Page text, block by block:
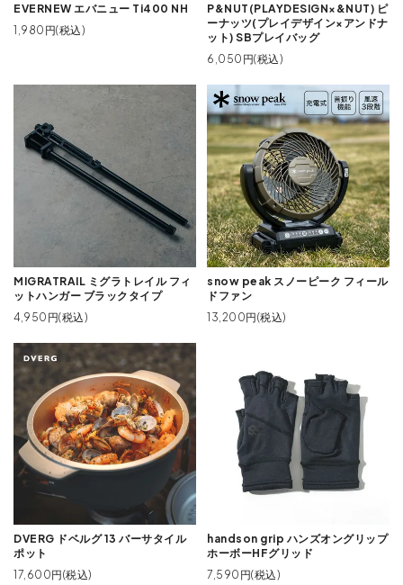
EVERNEW エバニュー Ti400 NH
1,980円(税込)
P&NUT(PLAYDESIGN×&NUT) ピ
ーナッツ(プレイデザイン×アンドナ
ット) SBプレイバッグ
6,050円(税込)
MIGRATRAIL ミグラトレイル フィ
ットハンガー ブラックタイプ
4,950円(税込)
snow peak スノーピーク フィール
ドファン
13,200円(税込)
DVERG ドベルグ 13 バーサタイル
ポット
17,600円(税込)
handson grip ハンズオングリップ
ホーボーHFグリッド
7,590円(税込)